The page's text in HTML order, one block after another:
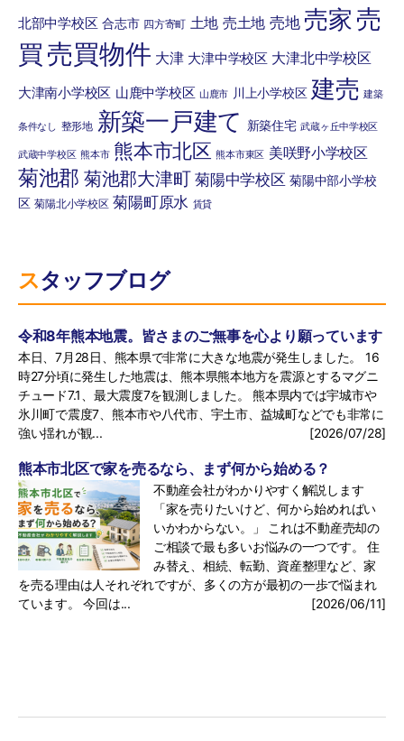
北部中学校区 合志市 四方寄町 土地 売土地 売地 売家 売
買 売買物件 大津 大津中学校区 大津北中学校区
大津南小学校区 山鹿中学校区 山鹿市 川上小学校区 建売 建築
条件なし 整形地 新築一戸建て 新築住宅 武蔵ヶ丘中学校区
武蔵中学校区 熊本市 熊本市北区 熊本市東区 美咲野小学校区
菊池郡 菊池郡大津町 菊陽中学校区 菊陽中部小学校
区 菊陽北小学校区 菊陽町原水 賃貸
スタッフブログ
令和8年熊本地震。皆さまのご無事を心より願っています
本日、7月28日、熊本県で非常に大きな地震が発生しました。 16
時27分頃に発生した地震は、熊本県熊本地方を震源とするマグニ
チュード7.1、最大震度7を観測しました。 熊本県内では宇城市や
氷川町で震度7、熊本市や八代市、宇土市、益城町などでも非常に
強い揺れが観...
[2026/07/28]
熊本市北区で家を売るなら、まず何から始める？
不動産会社がわかりやすく解説します
「家を売りたいけど、何から始めればい
いかわからない。」 これは不動産売却の
ご相談で最も多いお悩みの一つです。 住
み替え、相続、転勤、資産整理など、家
を売る理由は人それぞれですが、多くの方が最初の一歩で悩まれ
ています。 今回は...
[2026/06/11]